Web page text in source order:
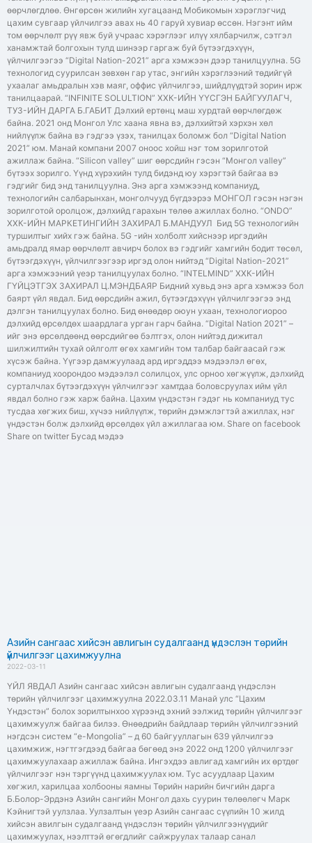
өөрчлөгдлөө. Өнгөрсөн жилийн хугацаанд Мобикомын хэрэглэгчид
цахим сувгаар үйлчилгээ авах нь 40 гаруй хувиар өссөн. Нэгэнт ийм
том өөрчлөлт рүү явж буй учраас хэрэглээг илүү хялбарчилж, сэтгэл
ханамжтай болгохын тулд шинээр гаргаж буй бүтээгдэхүүн,
үйлчилгээгээ “Digital Nation-2021” арга хэмжээн дээр танилцуулна. 5G
технологид суурилсан зөвхөн гар утас, энгийн хэрэглээний төдийгүй
ухаалаг амьдралын хэв маяг, оффис үйлчилгээ, шийдлүүдтэй зорин ирж
танилцаарай. “INFINITE SOLULTION” ХХК-ИЙН ҮҮСГЭН БАЙГУУЛАГЧ,
ТУЗ-ИЙН ДАРГА Б.ГАБИТ Дэлхий ертөнц маш хурдтай өөрчлөгдөж
байна. 2021 онд Монгол Улс хаана явна вэ, дэлхийтэй хэрхэн хөл
нийлүүлж байна вэ гэдгээ үзэх, танилцах боломж бол “Digital Nation
2021” юм. Манай компани 2007 оноос хойш нэг том зорилготой
ажиллаж байна. “Silicon valley” шиг өөрсдийн гэсэн “Монгол valley”
бүтээх зорилго. Үүнд хүрэхийн тулд бидэнд юу хэрэгтэй байгаа вэ
гэдгийг бид энд танилцуулна. Энэ арга хэмжээнд компаниуд,
технологийн салбарынхан, монголчууд бүгдээрээ МОНГОЛ гэсэн нэгэн
зорилготой оролцож, дэлхийд гарахын төлөө ажиллах болно. “ONDO”
ХХК-ИЙН МАРКЕТИНГИЙН ЗАХИРАЛ Б.МАНДУУЛ Бид 5G технологийн
туршилтыг хийх гэж байна. 5G -ийн холболт хийснээр иргэдийн
амьдралд ямар өөрчлөлт авчирч болох вэ гэдгийг хамгийн бодит төсөл,
бүтээгдэхүүн, үйлчилгээгээр иргэд олон нийтэд “Digital Nation-2021”
арга хэмжээний үеэр танилцуулах болно. “INTELMIND” ХХК-ИЙН
ГҮЙЦЭТГЭХ ЗАХИРАЛ Ц.МЭНДБАЯР Бидний хувьд энэ арга хэмжээ бол
баярт үйл явдал. Бид өөрсдийн ажил, бүтээгдэхүүн үйлчилгээгээ энд
дэлгэн танилцуулах болно. Бид өнөөдөр оюун ухаан, технологиороо
дэлхийд өрсөлдөх шаардлага урган гарч байна. “Digital Nation 2021” –
ийг энэ өрсөлдөөнд өөрсдийгөө бэлтгэх, олон нийтэд дижитал
шилжилтийн тухай ойлголт өгөх хамгийн том талбар байгаасай гэж
хүсэж байна. Үүгээр дамжуулаад ард иргэддээ мэдээлэл өгөх,
компаниуд хоорондоо мэдээлэл солилцох, улс орноо хөгжүүлж, дэлхийд
сурталчлах бүтээгдэхүүн үйлчилгээг хамтдаа боловсруулах ийм үйл
явдал болно гэж харж байна. Цахим үндэстэн гэдэг нь компаниуд тус
тусдаа хөгжих биш, хүчээ нийлүүлж, төрийн дэмжлэгтэй ажиллах, нэг
үндэстэн болж дэлхийд өрсөлдөх үйл ажиллагаа юм. Share on facebook
Share on twitter Бусад мэдээ
Азийн сангаас хийсэн авлигын судалгаанд үндэслэн төрийн
үйлчилгээг цахимжуулна
2022-03-11
ҮЙЛ ЯВДАЛ Азийн сангаас хийсэн авлигын судалгаанд үндэслэн
төрийн үйлчилгээг цахимжуулна 2022.03.11 Манай улс “Цахим
Үндэстэн” болох зорилтынхоо хүрээнд эхний ээлжид төрийн үйлчилгээг
цахимжуулж байгаа билээ. Өнөөдрийн байдлаар төрийн үйлчилгээний
нэгдсэн систем “e-Mongolia” – д 60 байгууллагын 639 үйлчилгээ
цахимжиж, нэгтгэгдээд байгаа бөгөөд энэ 2022 онд 1200 үйлчилгээг
цахимжуулахаар ажиллаж байна. Ингэхдээ авлигад хамгийн их өртдөг
үйлчилгээг нэн тэргүүнд цахимжуулах юм. Тус асуудлаар Цахим
хөгжил, харилцаа холбооны яамны Төрийн нарийн бичгийн дарга
Б.Болор-Эрдэнэ Азийн сангийн Монгол дахь суурин төлөөлөгч Марк
Кэйнигтэй уулзлаа. Уулзалтын үеэр Азийн сангаас сүүлийн 10 жилд
хийсэн авилгын судалгаанд үндэслэн төрийн үйлчилгээнүүдийг
цахимжуулах, нээлттэй өгөгдлийг сайжруулах талаар санал